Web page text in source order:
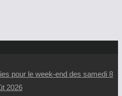
pour le week-end des samedi 8
2026